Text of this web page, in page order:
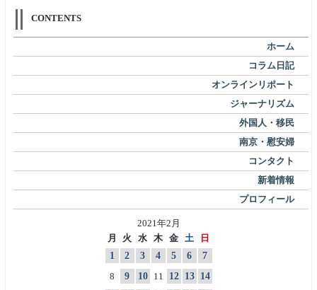
CONTENTS
ホーム
コラム日記
オンラインリポート
ジャーナリズム
外国人・移民
南京・慰安婦
コンタクト
新着情報
プロフィール
2021年2月
月
火 水 木 金 土 日
1 2 3 4 5 6
7
8
9 10 11 12 13
14